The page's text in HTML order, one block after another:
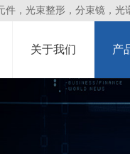
，光束整形，分束镜，光
关于我们 产